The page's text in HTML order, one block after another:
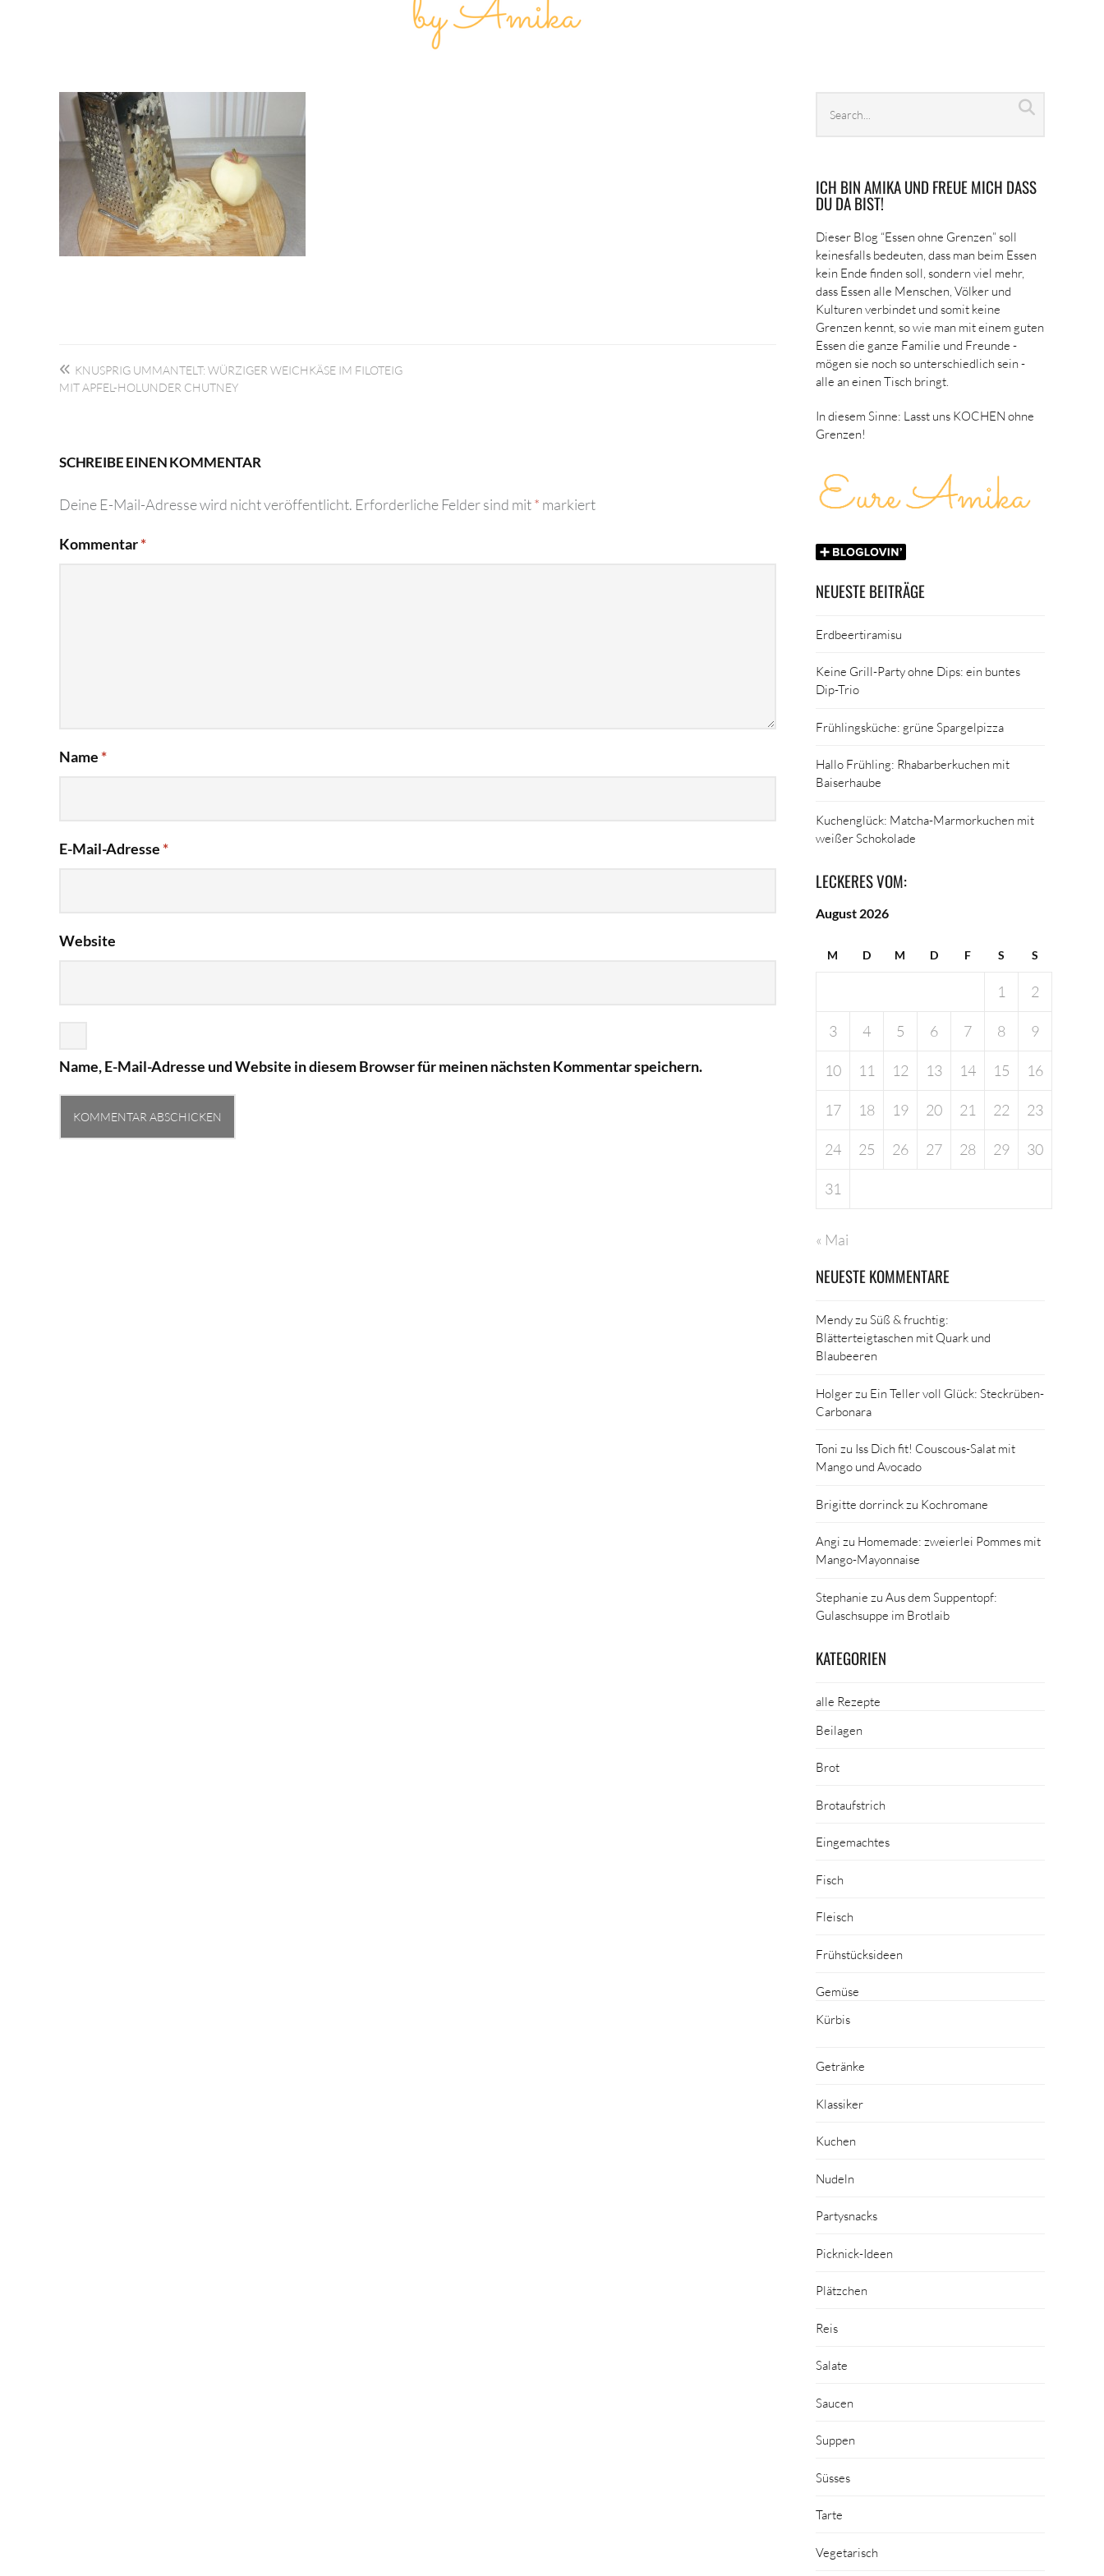
Beitragsnavigation
KNUSPRIG UMMANTELT: WÜRZIGER WEICHKÄSE IM FILOTEIG
MIT APFEL-HOLUNDER CHUTNEY
SCHREIBE EINEN KOMMENTAR
Deine E-Mail-Adresse wird nicht veröffentlicht. Erforderliche Felder sind mit* markiert
Kommentar*
Name *
E-Mail-Adresse *
Website
Name, E-Mail-Adresse und Website in diesem Browser für meinen nächsten Kommentar speichern.
archives
ICH BIN AMIKA UND FREUE MICH DASS
DU DA BIST!
Dieser Blog “Essen ohne Grenzen” soll
keinesfalls bedeuten, dass man beim Essen
kein Ende finden soll, sondern viel mehr,
dass Essen alle Menschen, Völker und
Kulturen verbindet und somit keine
Grenzen kennt, so wie man mit einem guten
Essen die ganze Familie und Freunde -
mögen sie noch so unterschiedlich sein -
alle an einen Tisch bringt.
In diesem Sinne: Lasst uns KOCHEN ohne
Grenzen!
NEUESTE BEITRÄGE
Erdbeertiramisu
Keine Grill-Party ohne Dips: ein buntes
Dip-Trio
Frühlingsküche: grüne Spargelpizza
Hallo Frühling: Rhabarberkuchen mit
Baiserhaube
Kuchenglück: Matcha-Marmorkuchen mit
weißer Schokolade
LECKERES VOM:
August 2026
M D M D F S S
1 2
3 4 5 6 7 8 9
10 11 12 13 14 15 16
17 18 19 20 21 22 23
24 25 26 27 28 29 30
31
« Mai
NEUESTE KOMMENTARE
MendyzuSüß & fruchtig:
Blätterteigtaschen mit Quark und
Blaubeeren
Holgerzu Ein Teller voll Glück: Steckrüben-
Carbonara
Toni zu Iss Dich fit! Couscous-Salat mit
Mango und Avocado
Brigitte dorrinckzu Kochromane
Angi zu Homemade: zweierlei Pommes mit
Mango-Mayonnaise
Stephanie zuAus dem Suppentopf:
Gulaschsuppe im Brotlaib
KATEGORIEN
alle Rezepte
Beilagen
Brot
Brotaufstrich
Eingemachtes
Fisch
Fleisch
Frühstücksideen
Gemüse
Kürbis
Getränke
Klassiker
Kuchen
Nudeln
Partysnacks
Picknick-Ideen
Plätzchen
Reis
Salate
Saucen
Suppen
Süsses
Tarte
Vegetarisch